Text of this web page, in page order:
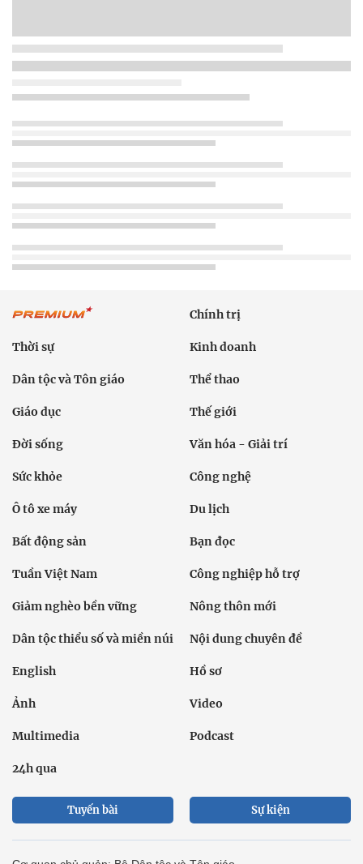
Chính trị
Thời sự Kinh doanh
Dân tộc và Tôn giáo Thể thao
Giáo dục Thế giới
Đời sống Văn hóa - Giải trí
Sức khỏe Công nghệ
Ô tô xe máy Du lịch
Bất động sản Bạn đọc
Tuần Việt Nam Công nghiệp hỗ trợ
Giảm nghèo bền vững Nông thôn mới
Dân tộc thiểu số và miền núi Nội dung chuyên đề
English Hồ sơ
Ảnh Video
Multimedia Podcast
24h qua
Tuyến bài Sự kiện